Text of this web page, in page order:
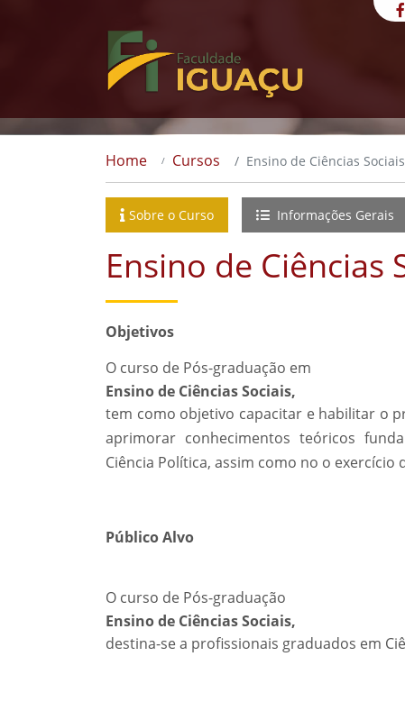
Home Cursos Ensino de Ciências Sociais
Sobre o Curso Informações Gerais
Ensino de Ciências
Objetivos
O curso de Pós-graduação em
Ensino de Ciências Sociais,
tem como objetivo capacitar e habilitar o
aprimorar conhecimentos teóricos
Ciência Política, assim como no o exercício
Público Alvo
O curso de Pós-graduação
Ensino de Ciências Sociais,
destina-se a profissionais graduados em